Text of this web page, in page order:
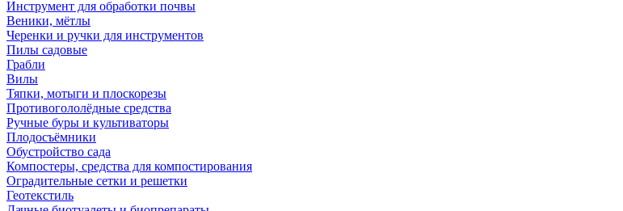
Инструмент для обработки почвы
Веники, мётлы
Черенки и ручки для инструментов
Пилы садовые
Грабли
Вилы
Тяпки, мотыги и плоскорезы
Противогололёдные средства
Ручные буры и культиваторы
Плодосъёмники
Обустройство сада
Компостеры, средства для компостирования
Оградительные сетки и решетки
Геотекстиль